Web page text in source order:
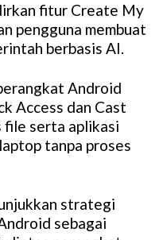
fitur Create My
pengguna membuat
berbasis AI.
Android
Access dan Cast
file serta aplikasi
tanpa proses
strategi
sebagai